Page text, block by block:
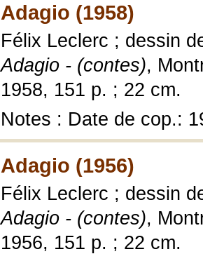
Adagio (1958)
Félix Leclerc ; dessin
Adagio - (contes),
1958, 151 p. ; 22 cm.
Notes : Date de cop.:
Adagio (1956)
Félix Leclerc ; dessin
Adagio - (contes),
1956, 151 p. ; 22 cm.